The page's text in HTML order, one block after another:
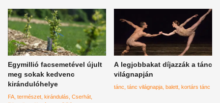
Egymillió facsemetével újult
meg sokak kedvenc
kirándulóhelye
FA természet kirándulás Cserhát
A legjobbakat díjazzák a tánc
világnapján
tánc tánc világnapja balett kortárs tánc